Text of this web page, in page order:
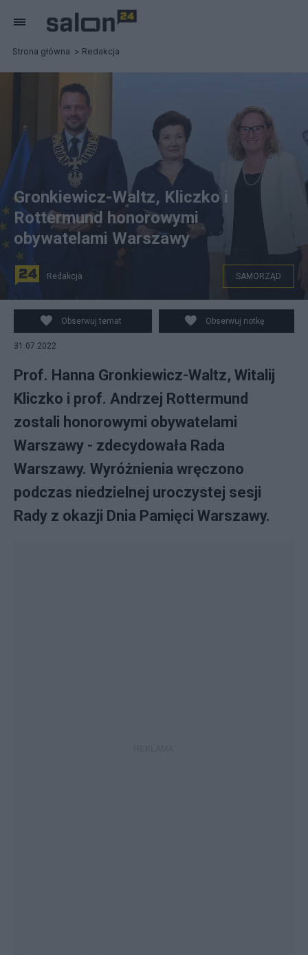
Strona główna Redakcja
Prezydent Warszawy Rafał Trzaskowski (L) i była
prezydent Warszawy Hanna Gronkiewicz-Waltz (C). Fot.
PAP/Radek Pietruszka
Gronkiewicz-Waltz, Kliczko i
Rottermund honorowymi
obywatelami Warszawy
Redakcja SAMORZĄD
Obserwuj temat Obserwuj notkę
31.07.2022
Prof. Hanna Gronkiewicz-Waltz, Witalij
Kliczko i prof. Andrzej Rottermund
zostali honorowymi obywatelami
Warszawy - zdecydowała Rada
Warszawy. Wyróżnienia wręczono
podczas niedzielnej uroczystej sesji
Rady z okazji Dnia Pamięci Warszawy.